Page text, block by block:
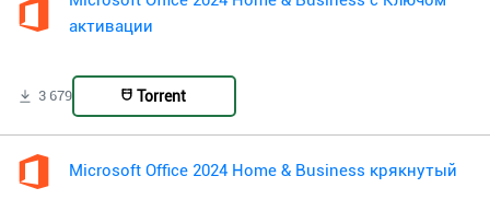
активации
3 679 Torrent
Microsoft Office 2024 Home & Business крякнутый